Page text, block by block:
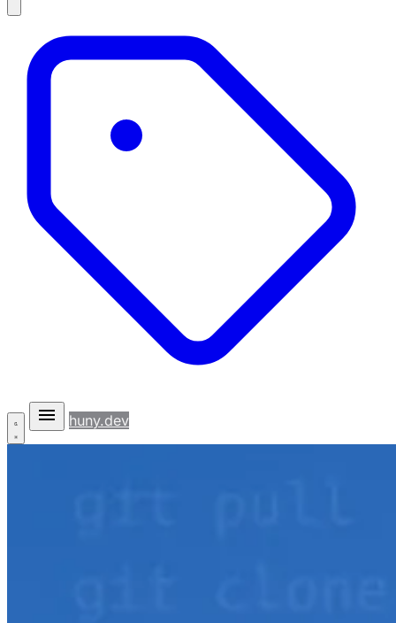
huny.dev